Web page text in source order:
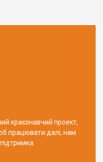
краєзнавчий проект,
працювати далі, нам